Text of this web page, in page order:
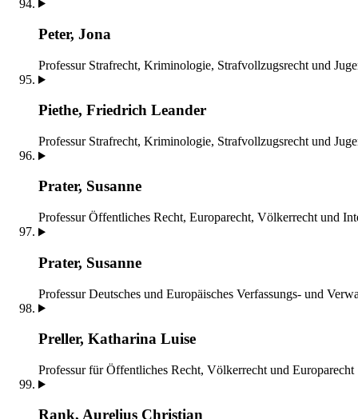
Peter, Jona
Professur Strafrecht, Kriminologie, Strafvollzugsrecht und
Piethe, Friedrich Leander
Professur Strafrecht, Kriminologie, Strafvollzugsrecht und
Prater, Susanne
Professur Öffentliches Recht, Europarecht, Völkerrecht und
Prater, Susanne
Professur Deutsches und Europäisches Verfassungs- und
Preller, Katharina Luise
Professur für Öffentliches Recht, Völkerrecht und Europarecht
Rank, Aurelius Christian